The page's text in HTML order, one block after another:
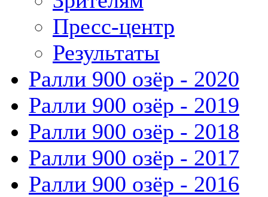
Пресс-центр
Результаты
Ралли 900 озёр - 2020
Ралли 900 озёр - 2019
Ралли 900 озёр - 2018
Ралли 900 озёр - 2017
Ралли 900 озёр - 2016